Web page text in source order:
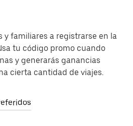
y familiares a registrarse en la
tu código promo cuando
y generarás ganancias
cierta cantidad de viajes.